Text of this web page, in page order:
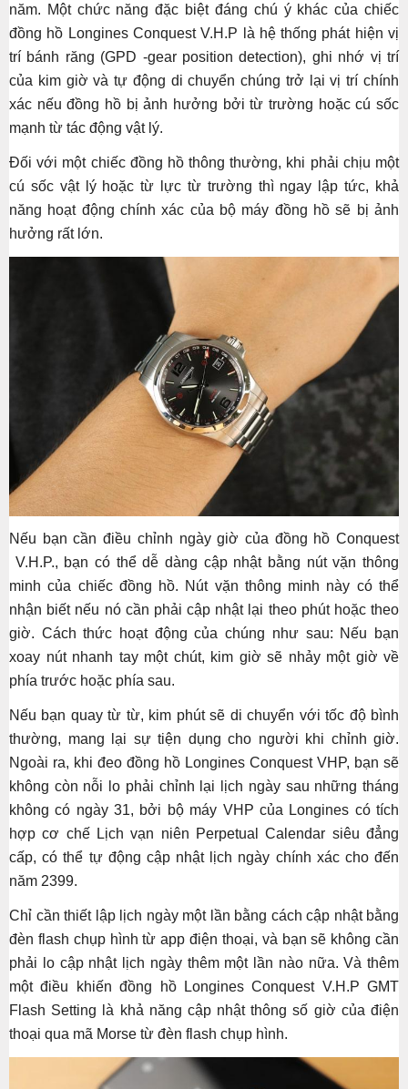
năm. Một chức năng đặc biệt đáng chú ý khác của chiếc
đồng hồ Longines Conquest V.H.P là hệ thống phát hiện vị
trí bánh răng (GPD -gear position detection), ghi nhớ vị trí
của kim giờ và tự động di chuyển chúng trở lại vị trí chính
xác nếu đồng hồ bị ảnh hưởng bởi từ trường hoặc cú sốc
mạnh từ tác động vật lý.
Đối với một chiếc đồng hồ thông thường, khi phải chịu một
cú sốc vật lý hoặc từ lực từ trường thì ngay lập tức, khả
năng hoạt động chính xác của bộ máy đồng hồ sẽ bị ảnh
hưởng rất lớn.
Nếu bạn cần điều chỉnh ngày giờ của đồng hồ Conquest
V.H.P., bạn có thể dễ dàng cập nhật bằng nút vặn thông
minh của chiếc đồng hồ. Nút vặn thông minh này có thể
nhận biết nếu nó cần phải cập nhật lại theo phút hoặc theo
giờ. Cách thức hoạt động của chúng như sau: Nếu bạn
xoay nút nhanh tay một chút, kim giờ sẽ nhảy một giờ về
phía trước hoặc phía sau.
Nếu bạn quay từ từ, kim phút sẽ di chuyển với tốc độ bình
thường, mang lại sự tiện dụng cho người khi chỉnh giờ.
Ngoài ra, khi đeo đồng hồ Longines Conquest VHP, bạn sẽ
không còn nỗi lo phải chỉnh lại lịch ngày sau những tháng
không có ngày 31, bởi bộ máy VHP của Longines có tích
hợp cơ chế Lịch vạn niên Perpetual Calendar siêu đẳng
cấp, có thể tự động cập nhật lịch ngày chính xác cho đến
năm 2399.
Chỉ cần thiết lập lịch ngày một lần bằng cách cập nhật bằng
đèn flash chụp hình từ app điện thoại, và bạn sẽ không cần
phải lo cập nhật lịch ngày thêm một lần nào nữa. Và thêm
một điều khiến đồng hồ Longines Conquest V.H.P GMT
Flash Setting là khả năng cập nhật thông số giờ của điện
thoại qua mã Morse từ đèn flash chụp hình.